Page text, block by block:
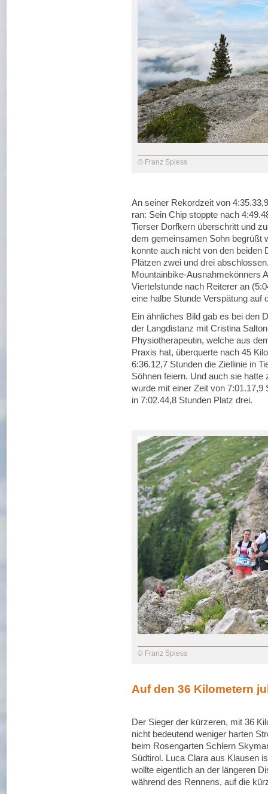
© Franz Spiess
An seiner Rekordzeit von
ran: Sein Chip stoppte nach
Tierser Dorfkern überschritt und
dem gemeinsamen Sohn begrüßt
konnte auch nicht von den beiden
Plätzen zwei und drei
Mountainbike-Ausnahmekönners
Viertelstunde nach Reiterer an
eine halbe Stunde Verspätung auf
Ein ähnliches Bild gab es bei den
der Langdistanz mit Cristina
Physiotherapeutin, welche aus
Praxis hat, überquerte nach 45
6:36.12,7 Stunden die Ziellinie in
Söhnen feiern. Und auch sie
wurde mit einer Zeit von
in 7:02.44,8 Stunden Platz drei.
© Franz Spiess
Auf den 36 Kilometern
Der Sieger der kürzeren, mit 36
nicht bedeutend weniger harten
beim Rosengarten Schlern
Südtirol. Luca Clara aus Klausen
wollte eigentlich an der längeren
während des Rennens, auf die